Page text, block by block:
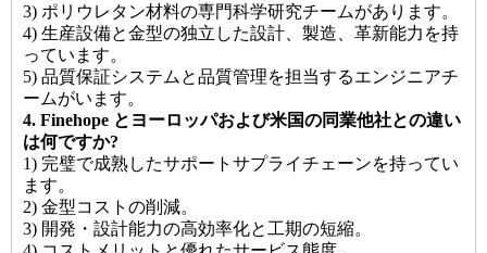
3) ポリウレタン材料の専門科学研究チームがあります。
4) 生産設備と金型の独立した設計、製造、革新能力を持
っています。
5) 品質保証システムと品質管理を担当するエンジニアチ
ームがいます。
4. Finehope とヨーロッパおよび米国の同業他社との違い
は何ですか?
1) 完璧で成熟したサポートサプライチェーンを持ってい
ます。
2) 金型コストの削減。
3) 開発・設計能力の高効率化と工期の短縮。